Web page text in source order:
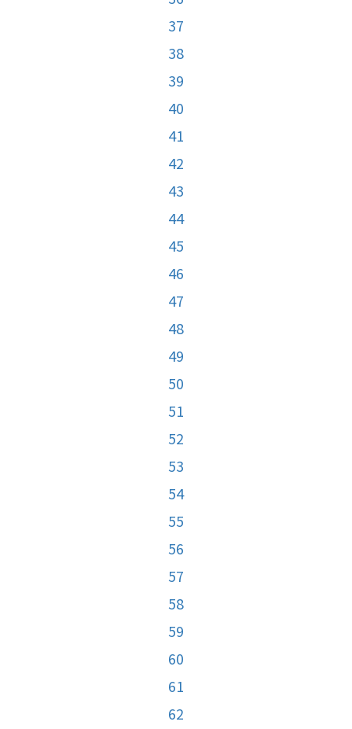
37
38
39
40
41
42
43
44
45
46
47
48
49
50
51
52
53
54
55
56
57
58
59
60
61
62